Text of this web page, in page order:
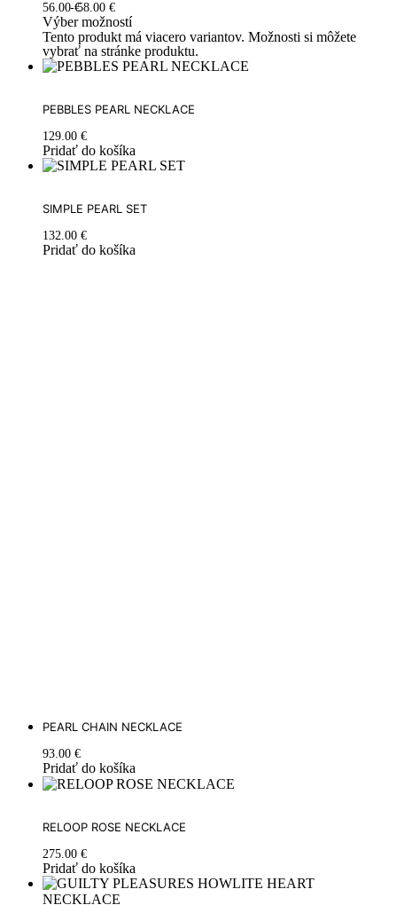
56.00€58.00 €
Výber možností
Tento produkt má viacero variantov. Možnosti si môžete
vybrať na stránke produktu.
PEBBLES PEARL NECKLACE
129.00 €
Pridať do košíka
SIMPLE PEARL SET
132.00 €
Pridať do košíka
PEARL CHAIN NECKLACE
93.00 €
Pridať do košíka
RELOOP ROSE NECKLACE
275.00 €
Pridať do košíka